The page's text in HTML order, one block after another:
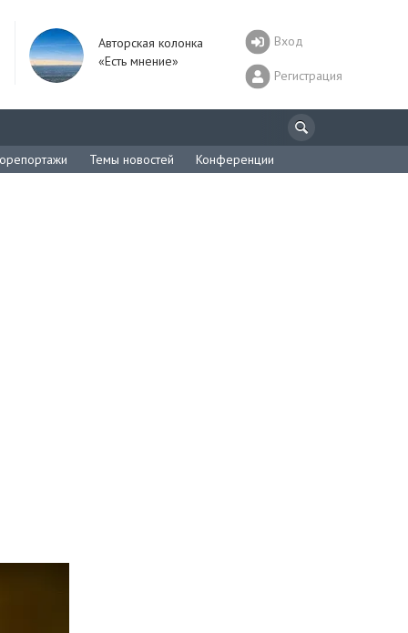
Авторская колонка
«Есть мнение»
Вход
Регистрация
Темы новостей Конференции